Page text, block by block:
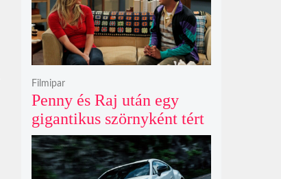
Penny és Raj után egy
gigantikus szörnyként tért
vissza valaki az
Agymenők legújabb spin-
offjában
Filmipar